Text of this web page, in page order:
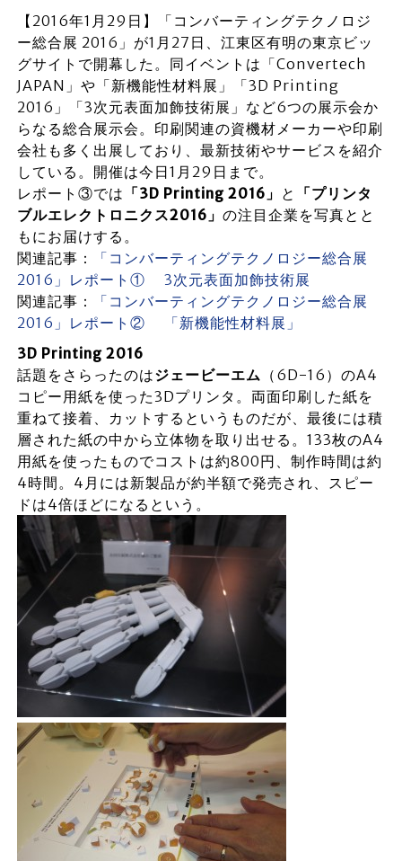
【2016年1月29日】「コンバーティングテクノロジ
ー総合展 2016」が1月27日、江東区有明の東京ビッ
グサイトで開幕した。同イベントは「Convertech
JAPAN」や「新機能性材料展」「3D Printing
2016」「3次元表面加飾技術展」など6つの展示会か
らなる総合展示会。印刷関連の資機材メーカーや印刷
会社も多く出展しており、最新技術やサービスを紹介
している。開催は今日1月29日まで。
レポート③では 「3D Printing 2016」 と
「プリンタ
ブルエレクトロニクス2016」 の注目企業を写真とと
もにお届けする。
関連記事：
「コンバーティングテクノロジー総合展
2016」レポート① 3次元表面加飾技術展
関連記事：
「コンバーティングテクノロジー総合展
2016」レポート② 「新機能性材料展」
3D Printing 2016
話題をさらったのはジェービーエム （6D-16）のA4
コピー用紙を使った3Dプリンタ。両面印刷した紙を
重ねて接着、カットするというものだが、最後には積
層された紙の中から立体物を取り出せる。133枚のA4
用紙を使ったものでコストは約800円、制作時間は約
4時間。4月には新製品が約半額で発売され、スピー
ドは4倍ほどになるという。